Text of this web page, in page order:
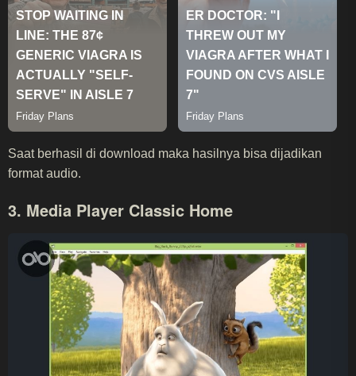
Saat berhasil di download maka hasilnya bisa dijadikan
format audio.
3. Media Player Classic Home